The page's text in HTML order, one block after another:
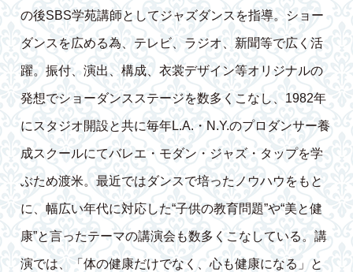
の後SBS学苑講師としてジャズダンスを指導。ショー
ダンスを広める為、テレビ、ラジオ、新聞等で広く活
躍。振付、演出、構成、衣裳デザイン等オリジナルの
発想でショーダンスステージを数多くこなし、1982年
にスタジオ開設と共に毎年L.A.・N.Y.のプロダンサー養
成スクールにてバレエ・モダン・ジャズ・タップを学
ぶため渡米。最近ではダンスで培ったノウハウをもと
に、幅広い年代に対応した“子供の教育問題”や“美と健
康”と言ったテーマの講演会も数多くこなしている。講
演では、「体の健康だけでなく、心も健康になる」と